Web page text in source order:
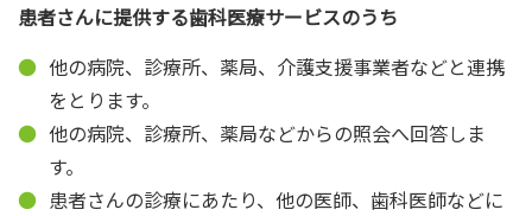
患者さんに提供する歯科医療サービスのうち
他の病院、診療所、薬局、介護支援事業者などと連携
をとります。
他の病院、診療所、薬局などからの照会へ回答しま
す。
患者さんの診療にあたり、他の医師、歯科医師などに